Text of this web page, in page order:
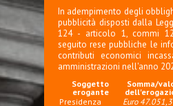
In adempimento degli
pubblicità disposti dalla
124 - articolo 1, commi
seguito rese pubbliche le
contributi economici
amministrazioni nell'anno
Soggetto
erogante
Somma/
Presidenza
Euro